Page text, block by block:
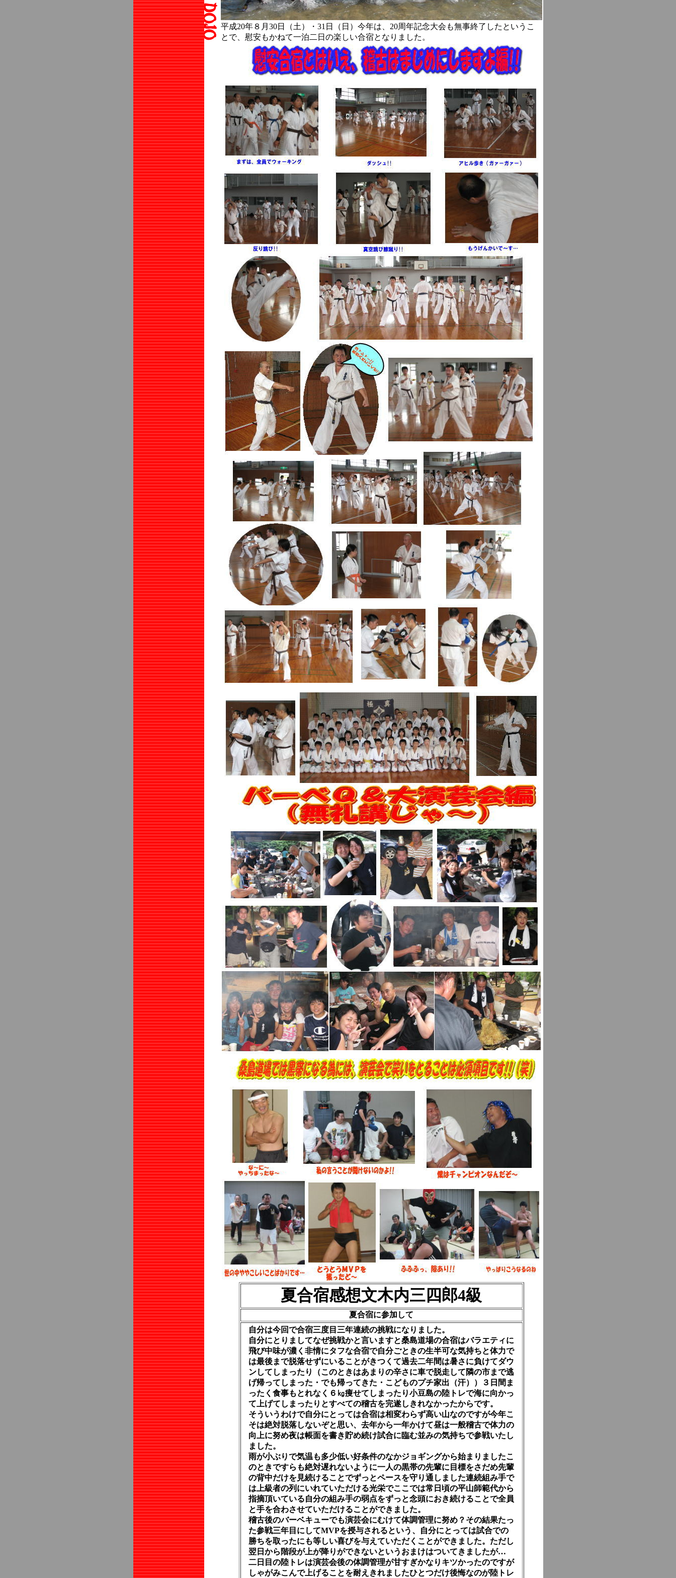
平成20年８月30日（土）・31日（日）今年は、20周年記念大会も無事終了したというこ
とで、慰安もかねて一泊二日の楽しい合宿となりました。
夏合宿感想文木内三四郎4級
夏合宿に参加して
自分は今回で合宿三度目三年連続の挑戦になりました。
自分にとりましてなぜ挑戦かと言いますと桑島道場の合宿はバラエティに
飛び中味が濃く非情にタフな合宿で自分ごときの生半可な気持ちと体力で
は最後まで脱落せずにいることがきつくて過去二年間は暑さに負けてダウ
ンしてしまったり（このときはあまりの辛さに車で脱走して隣の市まで逃
げ帰ってしまった・でも帰ってきた・こどものプチ家出（汗））３日間ま
ったく食事もとれなく６㎏痩せてしまったり小豆島の陸トレで海に向かっ
て上げてしまったりとすべての稽古を完遂しきれなかったからです。
そういうわけで自分にとっては合宿は相変わらず高い山なのですが今年こ
そは絶対脱落しないぞと思い、去年から一年かけて昼は一般稽古で体力の
向上に努め夜は帳面を書き貯め続け試合に臨む並みの気持ちで参戦いたし
ました。
雨が小ぶりで気温も多少低い好条件のなかジョギングから始まりましたこ
のときですらも絶対遅れないように一人の黒帯の先輩に目標をさだめ先輩
の背中だけを見続けることでずっとペースを守り通しました連続組み手で
は上級者の列にいれていただける光栄でここでは常日頃の平山師範代から
指摘頂いている自分の組み手の弱点をずっと念頭におき続けることで全員
と手を合わさせていただけることができました。
稽古後のバーベキューでも演芸会にむけて体調管理に努め？その結果たっ
た参戦三年目にしてMVPを授与されるという、自分にとっては試合での
勝ちを取ったにも等しい喜びを与えていただくことができました。ただし
翌日から階段が上が降りができないというおまけはついてきましたが…
二日目の陸トレは演芸会後の体調管理が甘すぎかなりキツかったのですが
しゃがみこんで上げることを耐えきれましたひとつだけ後悔なのが陸トレ